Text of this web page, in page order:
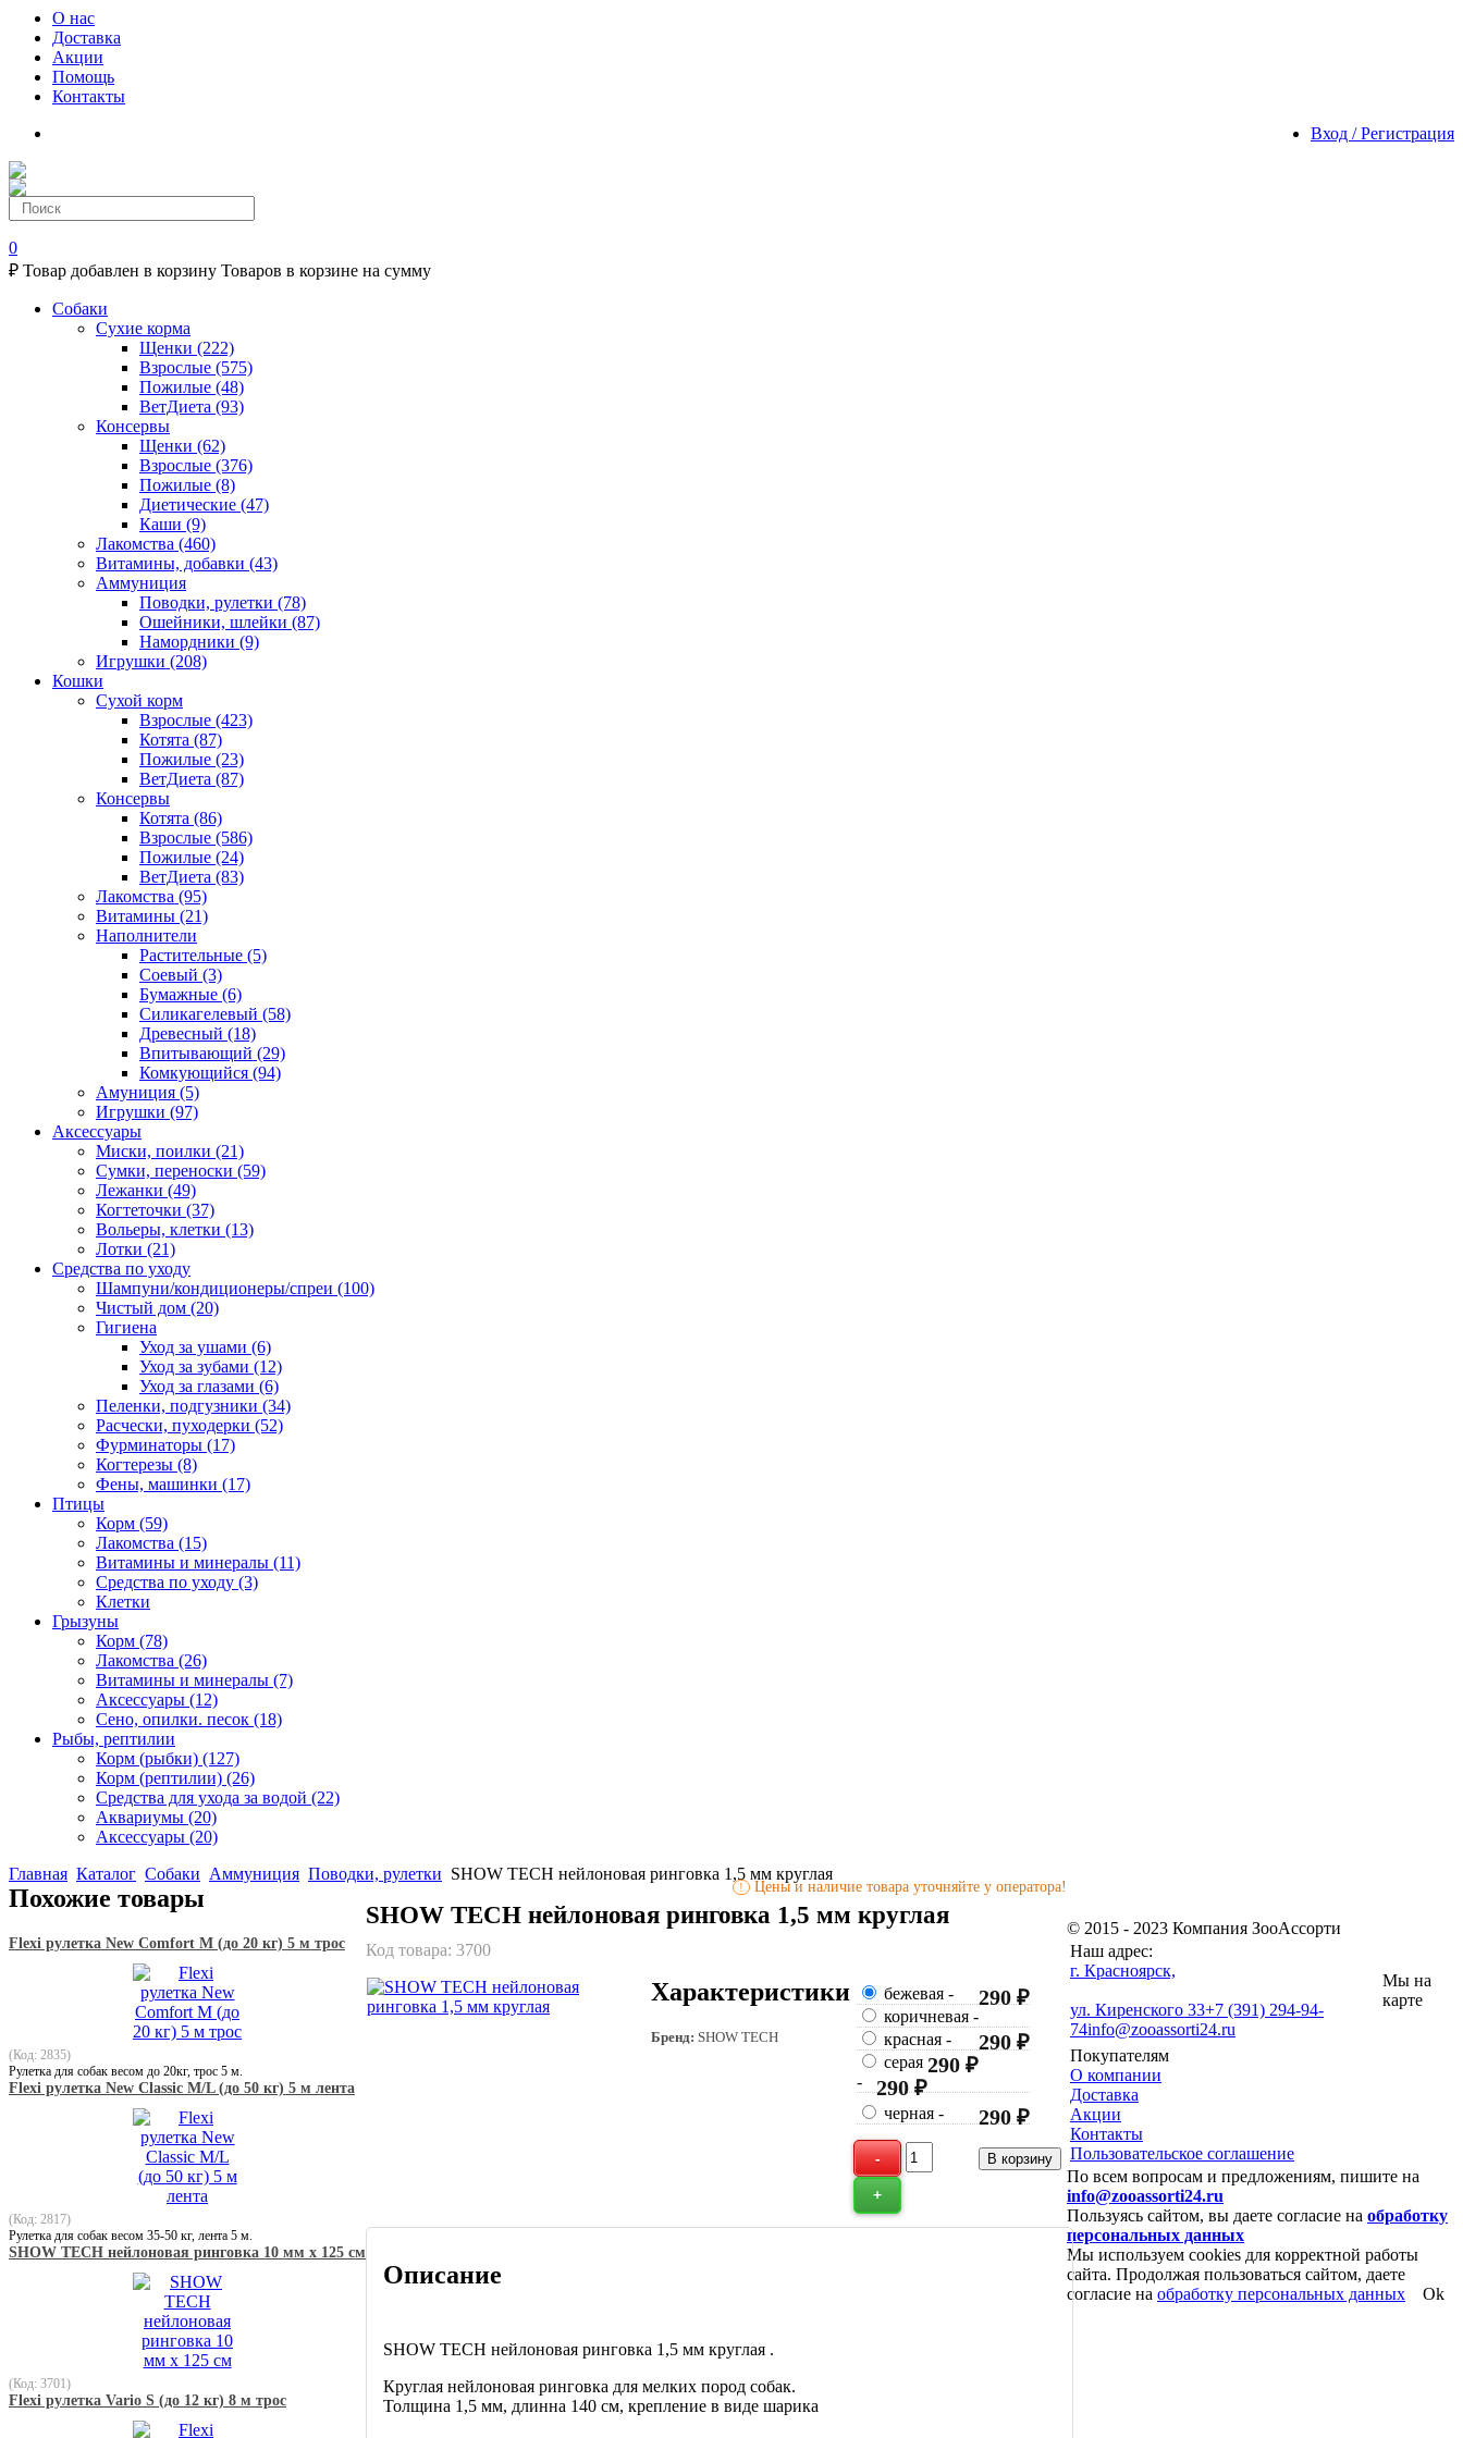
О нас
Доставка
Акции
Помощь
Контакты
Вход / Регистрация
0
₽ Товар добавлен в корзину Товаров в корзине на сумму
Собаки
Сухие корма
Щенки (222)
Взрослые (575)
Пожилые (48)
ВетДиета (93)
Консервы
Щенки (62)
Взрослые (376)
Пожилые (8)
Диетические (47)
Каши (9)
Лакомства (460)
Витамины, добавки (43)
Аммуниция
Поводки, рулетки (78)
Ошейники, шлейки (87)
Намордники (9)
Игрушки (208)
Кошки
Сухой корм
Взрослые (423)
Котята (87)
Пожилые (23)
ВетДиета (87)
Консервы
Котята (86)
Взрослые (586)
Пожилые (24)
ВетДиета (83)
Лакомства (95)
Витамины (21)
Наполнители
Растительные (5)
Соевый (3)
Бумажные (6)
Силикагелевый (58)
Древесный (18)
Впитывающий (29)
Комкующийся (94)
Амуниция (5)
Игрушки (97)
Аксессуары
Миски, поилки (21)
Сумки, переноски (59)
Лежанки (49)
Когтеточки (37)
Вольеры, клетки (13)
Лотки (21)
Средства по уходу
Шампуни/кондиционеры/спреи (100)
Чистый дом (20)
Гигиена
Уход за ушами (6)
Уход за зубами (12)
Уход за глазами (6)
Пеленки, подгузники (34)
Расчески, пуходерки (52)
Фурминаторы (17)
Когтерезы (8)
Фены, машинки (17)
Птицы
Корм (59)
Лакомства (15)
Витамины и минералы (11)
Средства по уходу (3)
Клетки
Грызуны
Корм (78)
Лакомства (26)
Витамины и минералы (7)
Аксессуары (12)
Сено, опилки. песок (18)
Рыбы, рептилии
Корм (рыбки) (127)
Корм (рептилии) (26)
Средства для ухода за водой (22)
Аквариумы (20)
Аксессуары (20)
Главная Каталог Собаки Аммуниция Поводки, рулетки SHOW TECH нейлоновая ринговка 1,5 мм круглая
Похожие товары
Flexi рулетка New Comfort М (до 20 кг) 5 м трос
(Код: 2835)
Рулетка для собак весом до 20кг, трос 5 м.
Flexi рулетка New Classic M/L (до 50 кг) 5 м лента
(Код: 2817)
Рулетка для собак весом 35-50 кг, лента 5 м.
SHOW TECH нейлоновая ринговка 10 мм x 125 см
(Код: 3701)
Flexi рулетка Vario S (до 12 кг) 8 м трос
! Цены и наличие товара уточняйте у оператора!
SHOW TECH нейлоновая ринговка 1,5 мм круглая
Код товара: 3700
Характеристики
Бренд: SHOW TECH
бежевая - 290 ₽
коричневая -
290 ₽
красная -
290 ₽
серая
-
290 ₽
черная - 290 ₽
Описание
SHOW TECH нейлоновая ринговка 1,5 мм круглая .
Круглая нейлоновая ринговка для мелких пород собак.
Толщина 1,5 мм, длинна 140 см, крепление в виде шарика
© 2015 - 2023 Компания ЗооАссорти
Наш адрес:
г. Красноярск,
ул. Киренского 33+7 (391) 294-94-
74info@zooassorti24.ru
Мы на
карте
Покупателям
О компании
Доставка
Акции
Контакты
Пользовательское соглашение
По всем вопросам и предложениям, пишите на
info@zooassorti24.ru
Пользуясь сайтом, вы даете согласие на обработку
персональных данных
Мы используем cookies для корректной работы
сайта. Продолжая пользоваться сайтом, даете
согласие на обработку персональных данных Ok